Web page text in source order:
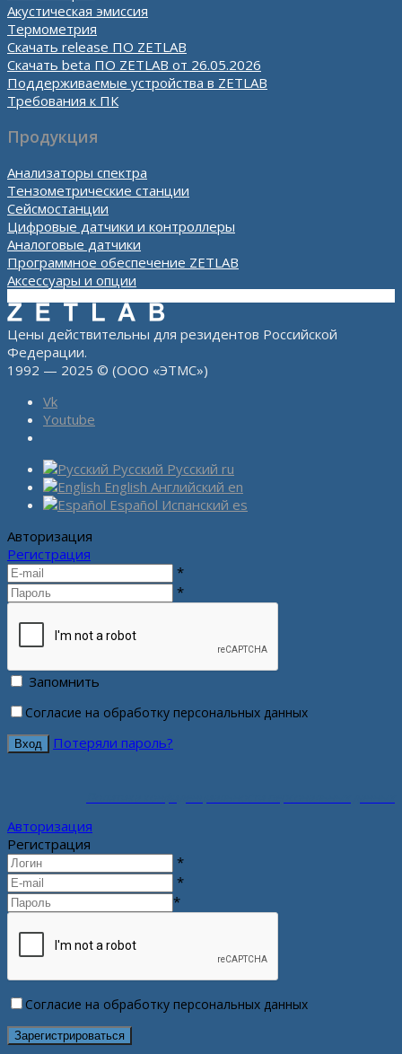
Акустическая эмиссия
Термометрия
Скачать release ПО ZETLAB
Скачать beta ПО ZETLAB от 26.05.2026
Поддерживаемые устройства в ZETLAB
Требования к ПК
Продукция
Анализаторы спектра
Тензометрические станции
Сейсмостанции
Цифровые датчики и контроллеры
Аналоговые датчики
Программное обеспечение ZETLAB
Аксессуары и опции
Цены действительны для резидентов Российской
Федерации.
1992 — 2025 © (ООО «ЭТМС»)
Vk
Youtube
Русский Русский ru
English Английский en
Español Испанский es
Авторизация
Регистрация
*
*
Запомнить
Согласие на обработку персональных данных
Потеряли пароль?
Авторизация
Регистрация
*
*
*
Согласие на обработку персональных данных